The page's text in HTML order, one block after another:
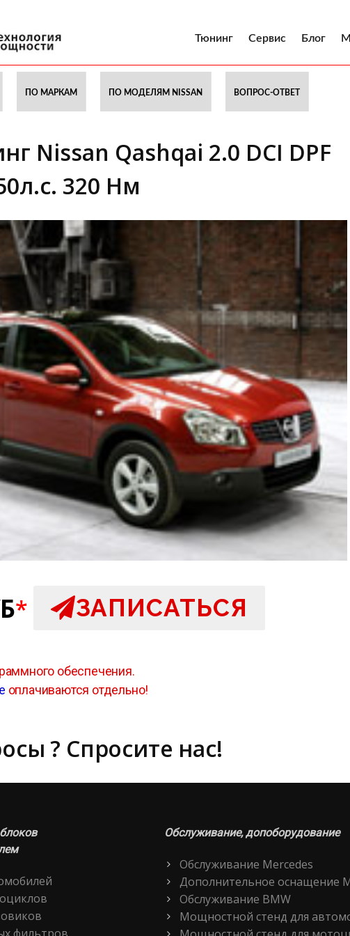
Тюнинг Сервис Блог
ПО МАРКАМ ПО МОДЕЛЯМ NISSAN ВОПРОС-ОТВЕТ
Nissan Qashqai 2.0 DCI DPF
320 Нм
* ЗАПИСАТЬСЯ
обеспечения.
оплачиваются отдельно!
? Спросите нас!
Обслуживание, допоборудование
Обслуживание Mercedes
Дополнительное оснащение
Обслуживание BMW
Мощностной стенд для